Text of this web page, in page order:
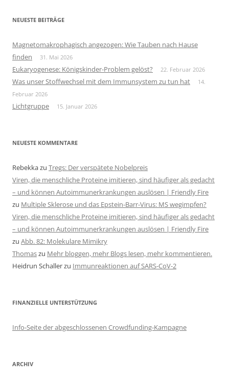
NEUESTE BEITRÄGE
Magnetomakrophagisch angezogen: Wie Tauben nach Hause
finden
31. Mai 2026
Eukaryogenese: Königskinder-Problem gelöst? 22. Februar 2026
Was unser Stoffwechsel mit dem Immunsystem zu tun hat
14.
Februar 2026
Lichtgruppe 15. Januar 2026
NEUESTE KOMMENTARE
Rebekkazu Tregs: Der verspätete Nobelpreis
Viren, die menschliche Proteine imitieren, sind häufiger als gedacht
– und können Autoimmunerkrankungen auslösen | Friendly Fire
zu Multiple Sklerose und das Epstein-Barr-Virus: MS wegimpfen?
Viren, die menschliche Proteine imitieren, sind häufiger als gedacht
– und können Autoimmunerkrankungen auslösen | Friendly Fire
zu Abb. 82: Molekulare Mimikry
Thomaszu Mehr bloggen, mehr Blogs lesen, mehr kommentieren.
Heidrun Schallerzu Immunreaktionen auf SARS-CoV-2
FINANZIELLE UNTERSTÜTZUNG
Info-Seite der abgeschlossenen Crowdfunding-Kampagne
ARCHIV